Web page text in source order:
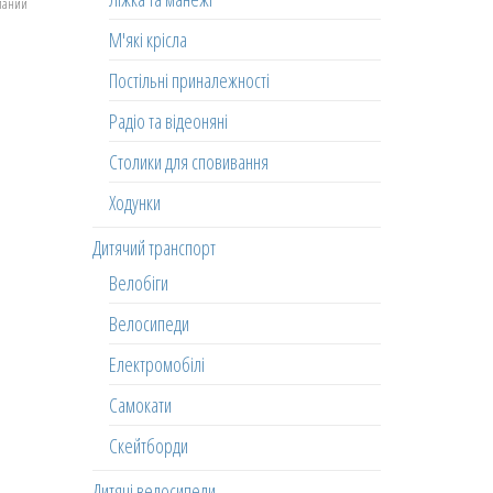
М'які крісла
Постільні приналежності
Радіо та відеоняні
Столики для сповивання
Ходунки
Дитячий транспорт
Велобіги
Велосипеди
Електромобілі
Самокати
Скейтборди